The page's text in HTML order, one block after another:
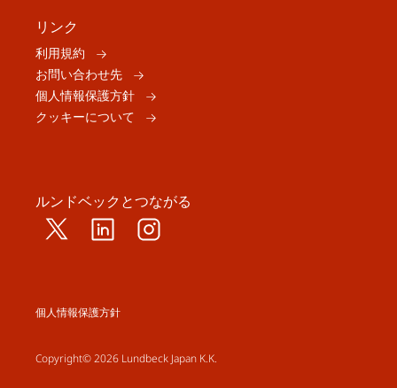
リンク
利用規約
お問い合わせ先
個人情報保護方針
クッキーについて
ルンドベックとつながる
個人情報保護方針
Copyright© 2026 Lundbeck Japan K.K.